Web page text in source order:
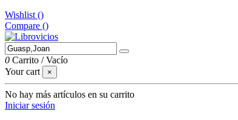
Wishlist ()
Compare ()
0 Carrito /Vacío
Your cart
×
No hay más artículos en su carrito
Iniciar sesión